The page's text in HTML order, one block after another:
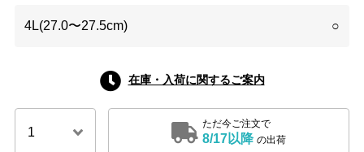
4L(27.0〜27.5cm) ○
在庫・入荷に関するご案内
ただ今ご注文で
8/17以降 の出荷